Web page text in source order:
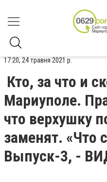
17:20, 24 травня 2021 р.
Кто, за что и
Мариуполе.
что верхушку
заменят. «Что
Выпуск-3, -